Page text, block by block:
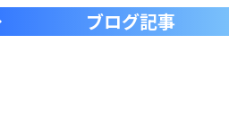
ブログ記事